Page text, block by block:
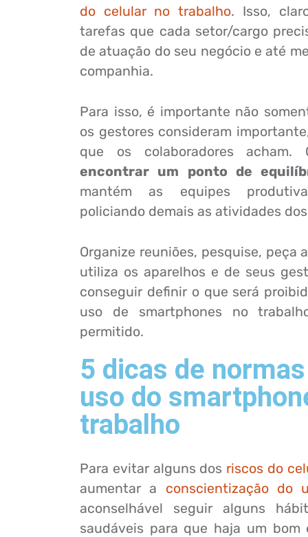
do celular no trabalho. Isso,
tarefas que cada setor/cargo
de atuação do seu negócio e até
companhia.
Para isso, é importante não
os gestores consideram
que os colaboradores acham.
encontrar um ponto de
mantém as equipes
policiando demais as atividades
Organize reuniões, pesquise, peça
utiliza os aparelhos e de seus
conseguir definir o que será
uso de smartphones no
permitido.
5 dicas de
uso do
trabalho
Para evitar alguns dos riscos do
aumentar a conscientização do
aconselhável seguir alguns
saudáveis para que haja um